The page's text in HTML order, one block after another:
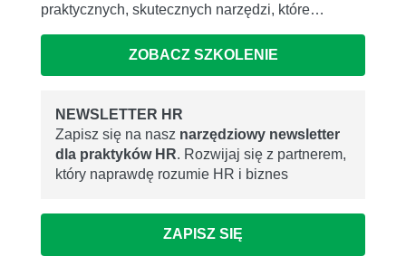
praktycznych, skutecznych narzędzi, które…
ZOBACZ SZKOLENIE
NEWSLETTER HR
Zapisz się na nasz narzędziowy newsletter
dla praktyków HR. Rozwijaj się z partnerem,
który naprawdę rozumie HR i biznes
ZAPISZ SIĘ